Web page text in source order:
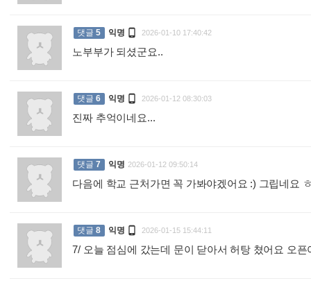
댓글 5 익명  2026-01-10 17:40:42
노부부가 되셨군요..
댓글 6 익명  2026-01-12 08:30:03
진짜 추억이네요...
댓글 7 익명 2026-01-12 09:50:14
다음에 학교 근처가면 꼭 가봐야겠어요 :) 그립네요
댓글 8 익명  2026-01-15 15:44:11
7/ 오늘 점심에 갔는데 문이 닫아서 허탕 쳤어요 오